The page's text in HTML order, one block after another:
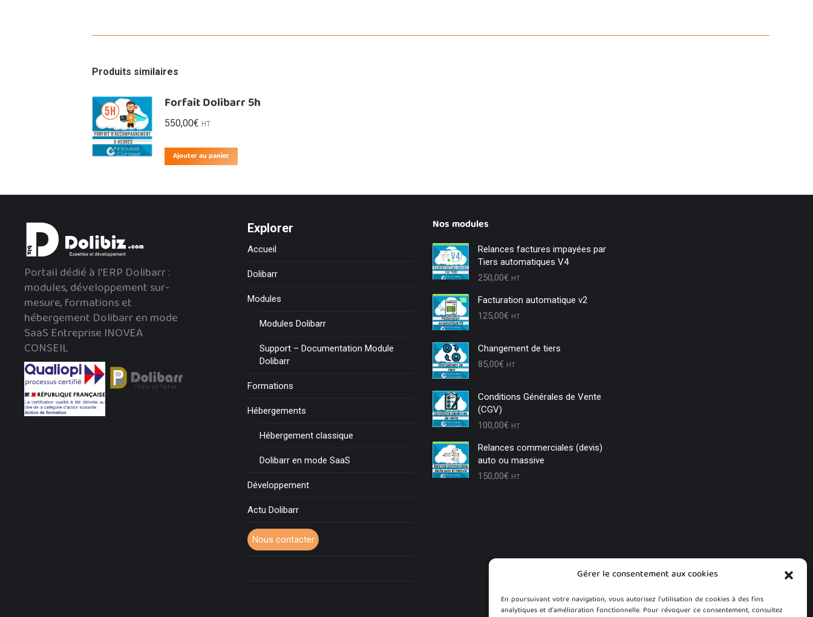
Gérer le consentement aux cookies
En poursuivant votre navigation, vous autorisez l'utilisation de cookies à des fins
analytiques et d'amélioration fonctionnelle. Pour révoquer ce consentement, consultez
Produits similaires
Forfait Dolibarr 5h
550,00€ HT
Ajouter au panier
Portail dédié à l'ERP Dolibarr :
modules, développement sur-
mesure, formations et
hébergement Dolibarr en mode
SaaS Entreprise INOVEA
CONSEIL
Explorer
Accueil
Dolibarr
Modules
Modules Dolibarr
Support – Documentation Module
Dolibarr
Formations
Hébergements
Hébergement classique
Dolibarr en mode SaaS
Développement
Actu Dolibarr
Nous contacter
Nos modules
Relances factures impayées par
Tiers automatiques V4
250,00€ HT
Facturation automatique v2
125,00€ HT
Changement de tiers
85,00€ HT
Conditions Générales de Vente
(CGV)
100,00€ HT
Relances commerciales (devis)
auto ou massive
150,00€ HT